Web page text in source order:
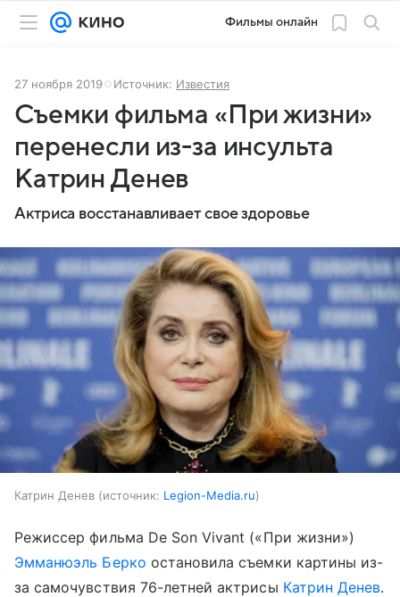
Фильмы онлайн
27 ноября 2019 Источник: Известия
Съемки фильма «При жизни»
перенесли из-за инсульта
Катрин Денев
Актриса восстанавливает свое здоровье
Катрин Денев источник: Legion-Media.ru
Режиссер фильма De Son Vivant («При жизни»)
Эмманюэль Берко остановила съемки картины из-
за самочувствия 76-летней актрисы Катрин Денев.